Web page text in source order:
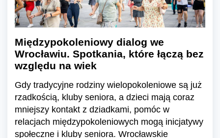
Międzypokoleniowy dialog we
Wrocławiu. Spotkania, które łączą bez
względu na wiek
Gdy tradycyjne rodziny wielopokoleniowe są już
rzadkością, kluby seniora, a dzieci mają coraz
mniejszy kontakt z dziadkami, pomóc w
relacjach międzypokoleniowych mogą inicjatywy
społeczne i kluby seniora. Wrocławskie